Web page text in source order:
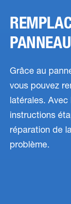
Grâce au
vous pouvez
latérales.
instructions
réparation de
problème.